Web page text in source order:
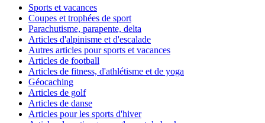
Sports et vacances
Coupes et trophées de sport
Parachutisme, parapente, delta
Articles d'alpinisme et d'escalade
Autres articles pour sports et vacances
Articles de football
Articles de fitness, d'athlétisme et de yoga
Géocaching
Articles de golf
Articles de danse
Articles pour les sports d'hiver